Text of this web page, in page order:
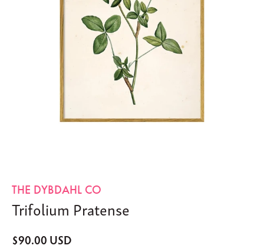
THE DYBDAHL CO
Trifolium Pratense
$90.00 USD